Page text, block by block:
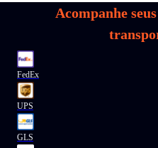
Acompanhe
FedEx
UPS
GLS